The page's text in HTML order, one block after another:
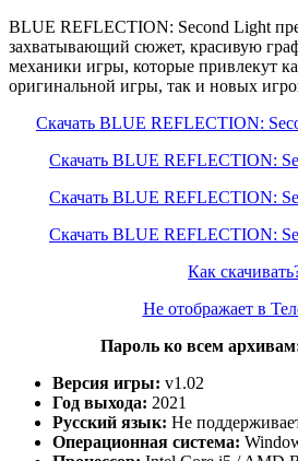
BLUE REFLECTION: Second Light
захватывающий сюжет, красивую
механики игры, которые привлекут
оригинальной игры, так и новых
Скачать BLUE REFLECTION:
Скачать BLUE REFLECTION:
Скачать BLUE REFLECTION:
Скачать BLUE REFLECTION:
Как
Не отображает в
Пароль ко всем
Версия игры: v1.02
Год выхода: 2021
Русский язык: Не
Операционная система: